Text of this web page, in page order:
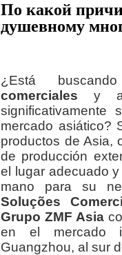
По какой
душевному
¿Está
comercialesy
significativamente
mercado asiático?
productos de Asia,
de producción
el lugar adecuado
mano para su
Soluções
Grupo ZMF Asia
en el mercado
Guangzhou, al sur